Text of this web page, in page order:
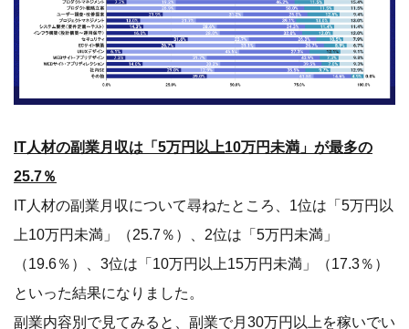
上10万円未満」（25.7％）、2位は「5万円未満」
（19.6％）、3位は「10万円以上15万円未満」（17.3％）
といった結果になりました。
副業内容別で見てみると、副業で月30万円以上を稼いでい
ント」（46.0％）、2位「プロジェクトマネジメント」
（43.3％）、3位「プロダクト戦略立案」（42.1％）、4位
「インフラ構築（設計構築～運用保守）」（40%）、5位
「ユーザー調査・改善提案」（34.3％）となり、デジタル
マーケターやシステムエンジニアよりも、PdMやインフラ
エンジニアの副業月収が高い傾向となっています。